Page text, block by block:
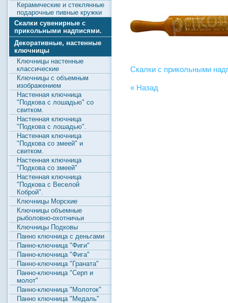
Скалки с прикольными
« Назад
Керамические и стеклянные
подарочные пивные кружки
Скалки сувенирные с
прикольными надписями.
Декоративные, настенные
ключницы
Ключницы настенные
классические
Ключницы с объемным
изображением
Настенная ключница
"Подкова с лошадью" со
свитком.
Настенная ключница
"Подкова с лошадью".
Настенная ключница
"Подкова со змеей" и
свитком.
Настенная ключница
"Подкова со змеей"
Настенная ключница
"Подкова с Веселой
Коброй".
Ключницы Морские
Ключницы объемные
рыболовно-охотничьи
Ключницы Подковы
Панно ключница с деньгами
Панно-ключница "Фиги"
Панно-ключница "Фига"
Панно-ключница "Граната"
Панно-ключница "Серп и
молот"
Панно-ключница "Молоток"
Панно ключница "Медаль"